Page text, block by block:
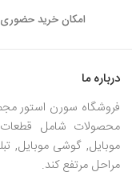
امکان خرید حضوری
درباره ما
فروشگاه سورن استور
محصولات شامل قطعات
موبایل, گوشی موبایل,
مراحل مرتفع کند.